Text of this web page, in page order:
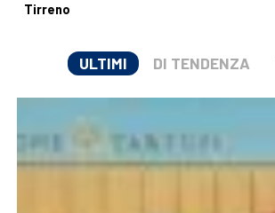
Tirreno
ULTIMI DI TENDENZA